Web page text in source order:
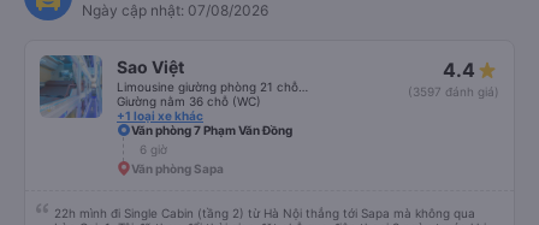
Ngày cập nhật: 07/08/2026
Sao Việt
Giường nằm 36 chỗ (WC)
+1 loại xe khác
4.4
(3597 đánh giá)
Văn phòng 7 Phạm Văn Đồng
6 giờ
Văn phòng Sapa
22h mình đi Single Cabin (tầng 2) từ Hà Nội thẳng tới Sapa mà không qua